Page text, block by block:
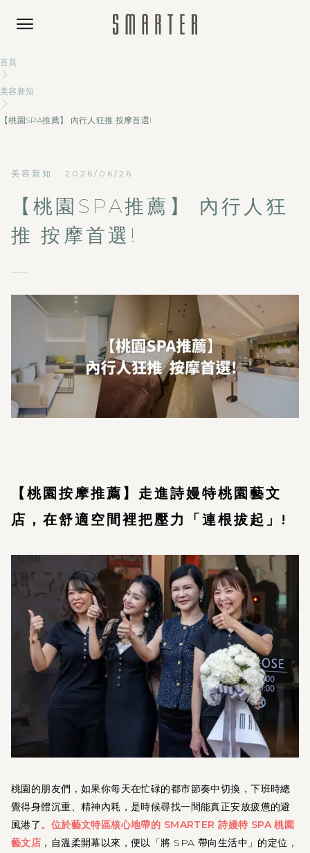
首頁
美容新知
【桃園SPA推薦】 內行人狂推 按摩首選!
美容新知 · 2026/06/26
【桃園SPA推薦】 內行人狂
推 按摩首選!
【桃園按摩推薦】走進詩嫚特桃園藝文
店，在舒適空間裡把壓力「連根拔起」!
桃園的朋友們，如果你每天在忙碌的都市節奏中切換，下班時總
覺得身體沉重、精神內耗，是時候尋找一間能真正安放疲憊的避
風港了。位於藝文特區核心地帶的 SMARTER 詩嫚特 SPA 桃園
藝文店 ，自溫柔開幕以來，便以「將 SPA 帶向生活中」的定位，